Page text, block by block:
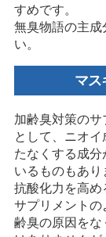
すめです。
無臭物語の主成
い。
マス
加齢臭対策のサ
として、ニオイ
たなくする成分
いるものもあり
抗酸化力を高め
サプリメントの
齢臭の原因をな